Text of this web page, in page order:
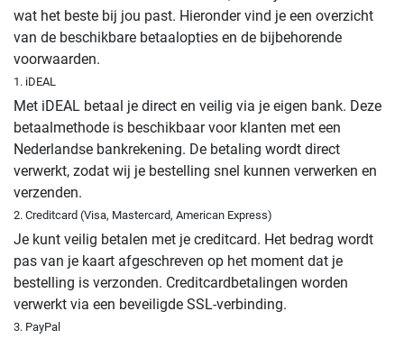
wat het beste bij jou past. Hieronder vind je een overzicht
van de beschikbare betaalopties en de bijbehorende
voorwaarden.
1. iDEAL
Met iDEAL betaal je direct en veilig via je eigen bank. Deze
betaalmethode is beschikbaar voor klanten met een
Nederlandse bankrekening. De betaling wordt direct
verwerkt, zodat wij je bestelling snel kunnen verwerken en
verzenden.
2. Creditcard (Visa, Mastercard, American Express)
Je kunt veilig betalen met je creditcard. Het bedrag wordt
pas van je kaart afgeschreven op het moment dat je
bestelling is verzonden. Creditcardbetalingen worden
verwerkt via een beveiligde SSL-verbinding.
3. PayPal